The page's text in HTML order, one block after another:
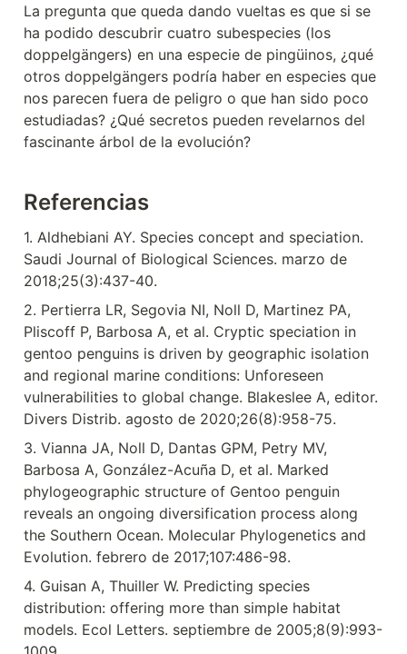
La pregunta que queda dando vueltas es que si se
ha podido descubrir cuatro subespecies (los
doppelgängers) en una especie de pingüinos, ¿qué
otros doppelgängers podría haber en especies que
nos parecen fuera de peligro o que han sido poco
estudiadas? ¿Qué secretos pueden revelarnos del
fascinante árbol de la evolución?
Referencias
1. Aldhebiani AY. Species concept and speciation.
Saudi Journal of Biological Sciences. marzo de
2018;25(3):437-40.
2. Pertierra LR, Segovia NI, Noll D, Martinez PA,
Pliscoff P, Barbosa A, et al. Cryptic speciation in
gentoo penguins is driven by geographic isolation
and regional marine conditions: Unforeseen
vulnerabilities to global change. Blakeslee A, editor.
Divers Distrib. agosto de 2020;26(8):958-75.
3. Vianna JA, Noll D, Dantas GPM, Petry MV,
Barbosa A, González-Acuña D, et al. Marked
phylogeographic structure of Gentoo penguin
reveals an ongoing diversification process along
the Southern Ocean. Molecular Phylogenetics and
Evolution. febrero de 2017;107:486-98.
4. Guisan A, Thuiller W. Predicting species
distribution: offering more than simple habitat
models. Ecol Letters. septiembre de 2005;8(9):993-